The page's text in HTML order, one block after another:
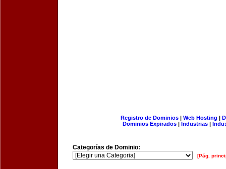
Registro de Dominios| Web Hosting |
Dominios Expirados | Industrias |
Categorías de Dominio:
[Pág.